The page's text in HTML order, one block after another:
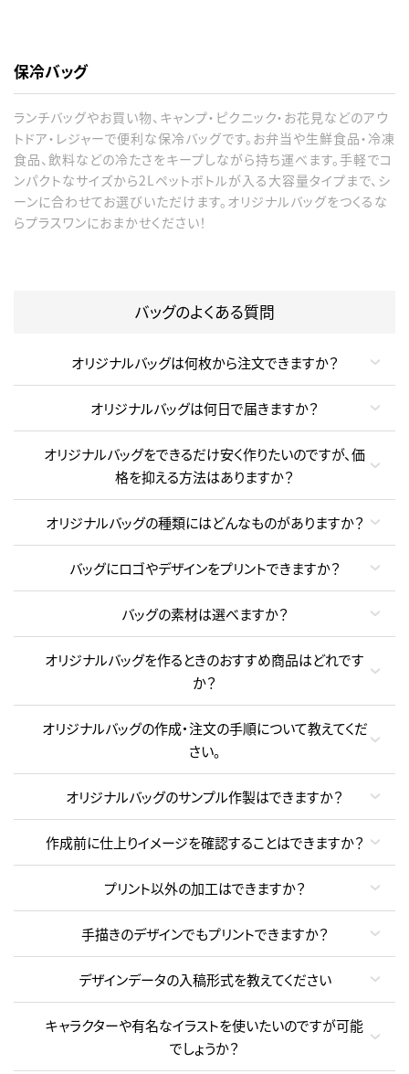
入っており、4層構造で保冷効果も期
待できます。
さらに内側にはメッシュポケット付き
で保冷剤を入れてご使用いただくこと
で更に保冷効果を高めてくれます。
お弁当箱のほか、500mlのペットボト
ルが縦にも横にも収納ができ、バッグ1
つですっきりとまとまります。
保冷バッグ
ランチバッグやお買い物、キャンプ・ピクニック・お花見などのアウ
トドア・レジャーで便利な保冷バッグです。お弁当や生鮮食品・冷凍
食品、飲料などの冷たさをキープしながら持ち運べます。手軽でコ
ンパクトなサイズから2Lペットボトルが入る大容量タイプまで、シ
ーンに合わせてお選びいただけます。オリジナルバッグをつくるな
らプラスワンにおまかせください！
バッグのよくある質問
オリジナルバッグは何枚から注文できますか？
オリジナルバッグは何日で届きますか？
オリジナルバッグをできるだけ安く作りたいのですが、価
格を抑える方法はありますか？
オリジナルバッグの種類にはどんなものがありますか？
バッグにロゴやデザインをプリントできますか？
バッグの素材は選べますか？
オリジナルバッグを作るときのおすすめ商品はどれです
か？
オリジナルバッグの作成・注文の手順について教えてくだ
さい。
オリジナルバッグのサンプル作製はできますか？
作成前に仕上りイメージを確認することはできますか？
プリント以外の加工はできますか？
手描きのデザインでもプリントできますか？
デザインデータの入稿形式を教えてください
キャラクターや有名なイラストを使いたいのですが可能
でしょうか？